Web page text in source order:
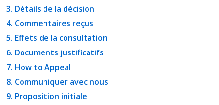
Détails de la décision
Commentaires reçus
Effets de la consultation
Documents justificatifs
How to Appeal
Communiquer avec nous
Proposition initiale